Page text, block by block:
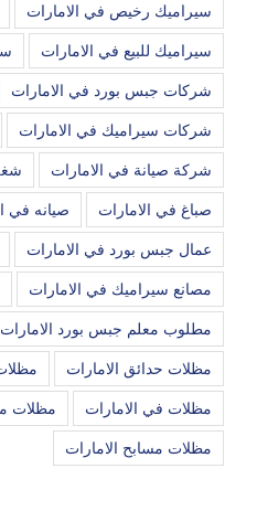
سيراميك رخيص في الامارات
سيراميك للبيع في الامارات
شركات جبس بورد في الامارات
شركات سيراميك في الامارات
شركة صيانة في الامارات
صباغ في الامارات صيانه في
عمال جبس بورد في الامارات
مصانع سيراميك في الامارات
مطلوب معلم جبس بورد الامارات
مظلات حدائق الامارات
مظلات في الامارات مظلات
مظلات مسابح الامارات